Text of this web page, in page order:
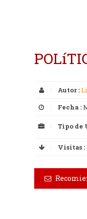
Autor :
Fecha :
Tipo de
Visitas :